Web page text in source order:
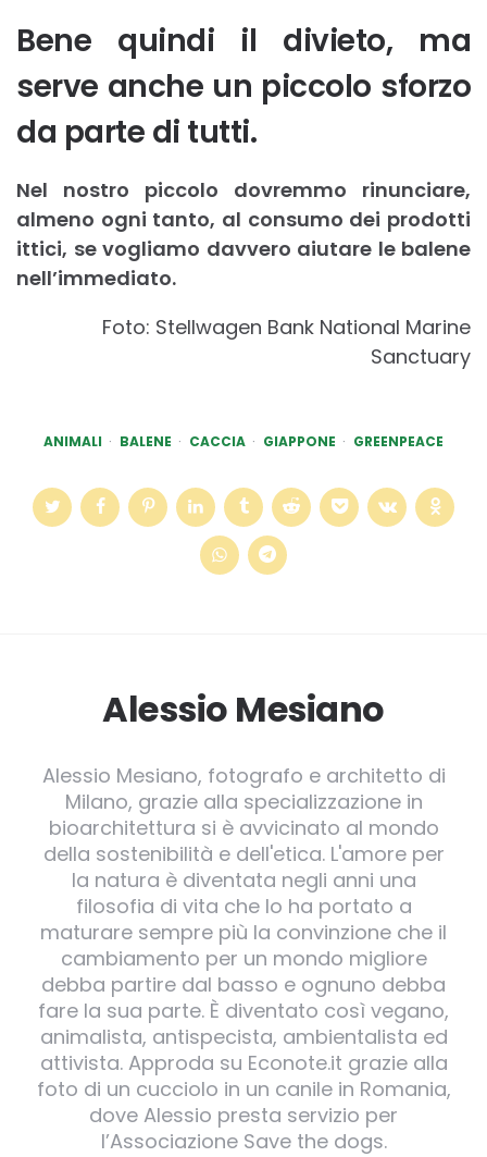
Bene quindi il divieto, ma
serve anche un piccolo sforzo
da parte di tutti.
Nel nostro piccolo dovremmo rinunciare,
almeno ogni tanto, al consumo dei prodotti
ittici, se vogliamo davvero aiutare le balene
nell’immediato.
Foto: Stellwagen Bank National Marine
Sanctuary
ANIMALI BALENE CACCIA GIAPPONE GREENPEACE
Alessio Mesiano
Alessio Mesiano, fotografo e architetto di
Milano, grazie alla specializzazione in
bioarchitettura si è avvicinato al mondo
della sostenibilità e dell'etica. L'amore per
la natura è diventata negli anni una
filosofia di vita che lo ha portato a
maturare sempre più la convinzione che il
cambiamento per un mondo migliore
debba partire dal basso e ognuno debba
fare la sua parte. È diventato così vegano,
animalista, antispecista, ambientalista ed
attivista. Approda su Econote.it grazie alla
foto di un cucciolo in un canile in Romania,
dove Alessio presta servizio per
l’Associazione Save the dogs.